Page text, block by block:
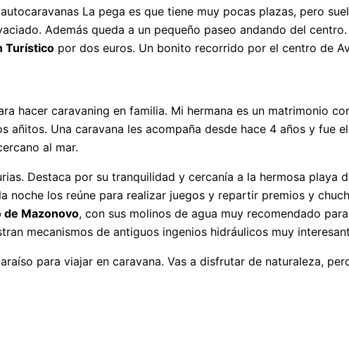
La pega es que tiene muy pocas plazas, pero
Además queda a un pequeño paseo andando del
Turístico por dos euros. Un bonito recorrido por el centro de
hacer caravaning en familia. Mi hermana es un matrimonio
añitos. Una caravana les acompaña desde hace 4 años y fue
al mar.
Destaca por su tranquilidad y cercanía a la hermosa playa
noche los reúne para realizar juegos y repartir premios y
de Mazonovo, con sus molinos de agua muy recomendado
mecanismos de antiguos ingenios hidráulicos muy
para viajar en caravana. Vas a disfrutar de naturaleza,